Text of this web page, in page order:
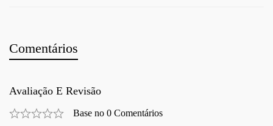
Comentários
Avaliação E Revisão
Base no 0 Comentários